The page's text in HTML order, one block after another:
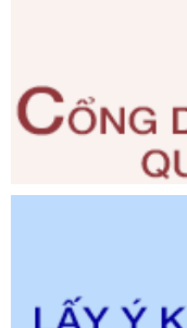
Ngày ban hành: 01/
351/
Tên: Nghị định số
định chuẩn nghèo
Ngày ban hành: 29/
3014/
Tên: Quyết định về
chính ban hành
đầu tư, lĩnh vực đấu
quyền giải quyết
Ngày ban hành: 23/